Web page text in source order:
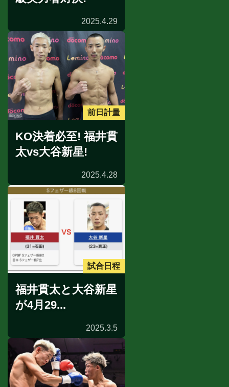
2025.4.29
前日計量
KO決着必至! 福井貫
太vs大谷新星!
2025.4.28
試合日程
福井貫太と大谷新星
が4月29...
2025.3.5